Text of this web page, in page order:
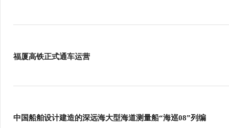
福厦高铁正式通车运营
中国船舶设计建造的深远海大型海道测量船“海巡08”列编